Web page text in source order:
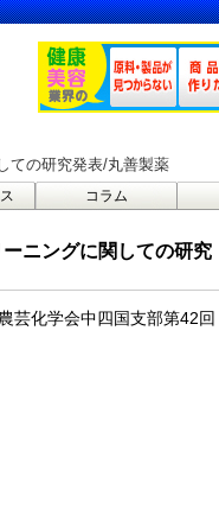
ての研究発表/丸善製薬
コラム
ニングに関しての研究
芸化学会中四国支部第42回